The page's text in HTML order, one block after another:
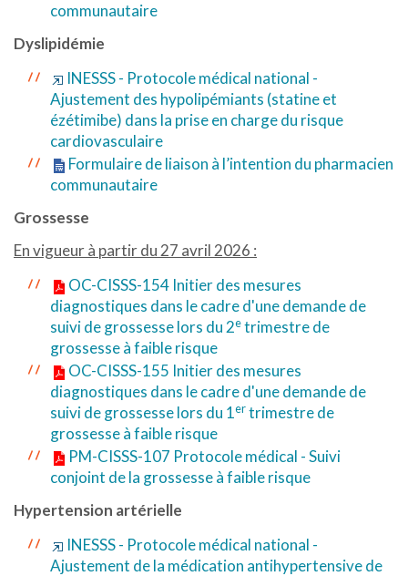
communautaire
Dyslipidémie
INESSS - Protocole médical national -
Ajustement des hypolipémiants (statine et
ézétimibe) dans la prise en charge du risque
cardiovasculaire
Formulaire de liaison à l’intention du pharmacien
communautaire
Grossesse
En vigueur à partir du 27 avril 2026 :
OC-CISSS-154 Initier des mesures
diagnostiques dans le cadre d'une demande de
suivi de grossesse lors du 2etrimestre de
grossesse à faible risque
OC-CISSS-155 Initier des mesures
diagnostiques dans le cadre d'une demande de
suivi de grossesse lors du 1ertrimestre de
grossesse à faible risque
PM-CISSS-107 Protocole médical - Suivi
conjoint de la grossesse à faible risque
Hypertension artérielle
INESSS - Protocole médical national -
Ajustement de la médication antihypertensive de